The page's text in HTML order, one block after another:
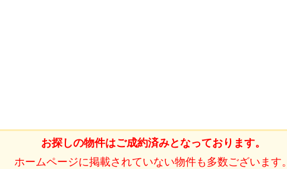
お探しの物件はご成約済みとなっております。
ホームページに掲載されていない物件も多数ございます。